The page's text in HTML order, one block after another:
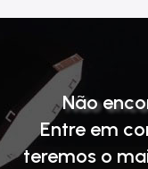
Não
Entre em
teremos o